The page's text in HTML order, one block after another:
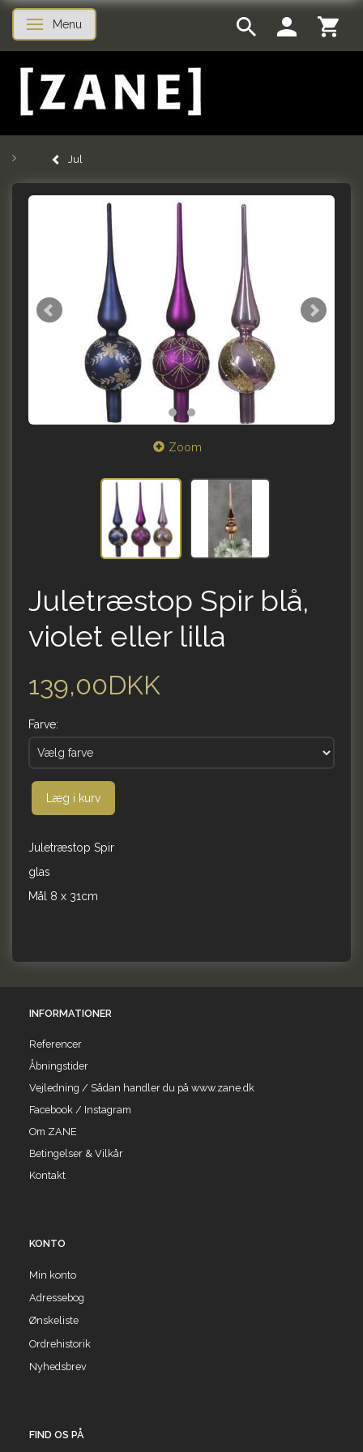
Skifte navigation
Menu
Jul
Zoom
Juletræstop Spir blå,
violet eller lilla
139,00DKK
Farve:
Læg i kurv
Juletræstop Spir
glas
Mål 8 x 31cm
INFORMATIONER
Referencer
Åbningstider
Vejledning / Sådan handler du på www.zane.dk
Facebook / Instagram
Om ZANE
Betingelser & Vilkår
Kontakt
KONTO
Min konto
Adressebog
Ønskeliste
Ordrehistorik
Nyhedsbrev
FIND OS PÅ